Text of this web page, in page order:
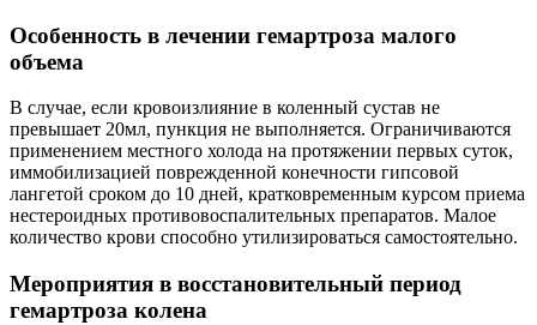
Особенность в лечении гемартроза малого
объема
В случае, если кровоизлияние в коленный сустав не
превышает 20мл, пункция не выполняется. Ограничиваются
применением местного холода на протяжении первых суток,
иммобилизацией поврежденной конечности гипсовой
лангетой сроком до 10 дней, кратковременным курсом приема
нестероидных противовоспалительных препаратов. Малое
количество крови способно утилизироваться самостоятельно.
Мероприятия в восстановительный период
гемартроза колена